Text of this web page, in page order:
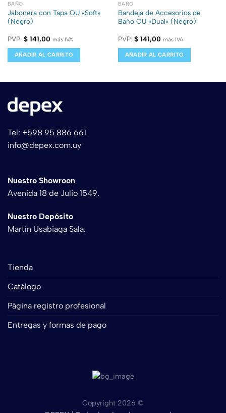
BAÑO
Jabonera con Tapa OU «Soft»
(Negro)
PVP: $141,00 más IVA
AÑADIR AL CARRITO
BAÑO
Bandeja de Accesorios de
Baño OU «Dual» (Negro)
PVP: $141,00 más IVA
AÑADIR AL CARRITO
Tel: +598 95 886 661
info@depex.com.uy
Nuestro Showroon
Avenida 18 de Julio 1549.
Nuestro Depósito
Martín Usabiaga Sala.
Tienda
Catálogo
Página registro profesional
Entregas y formas de pago
Copyright 2026 ©